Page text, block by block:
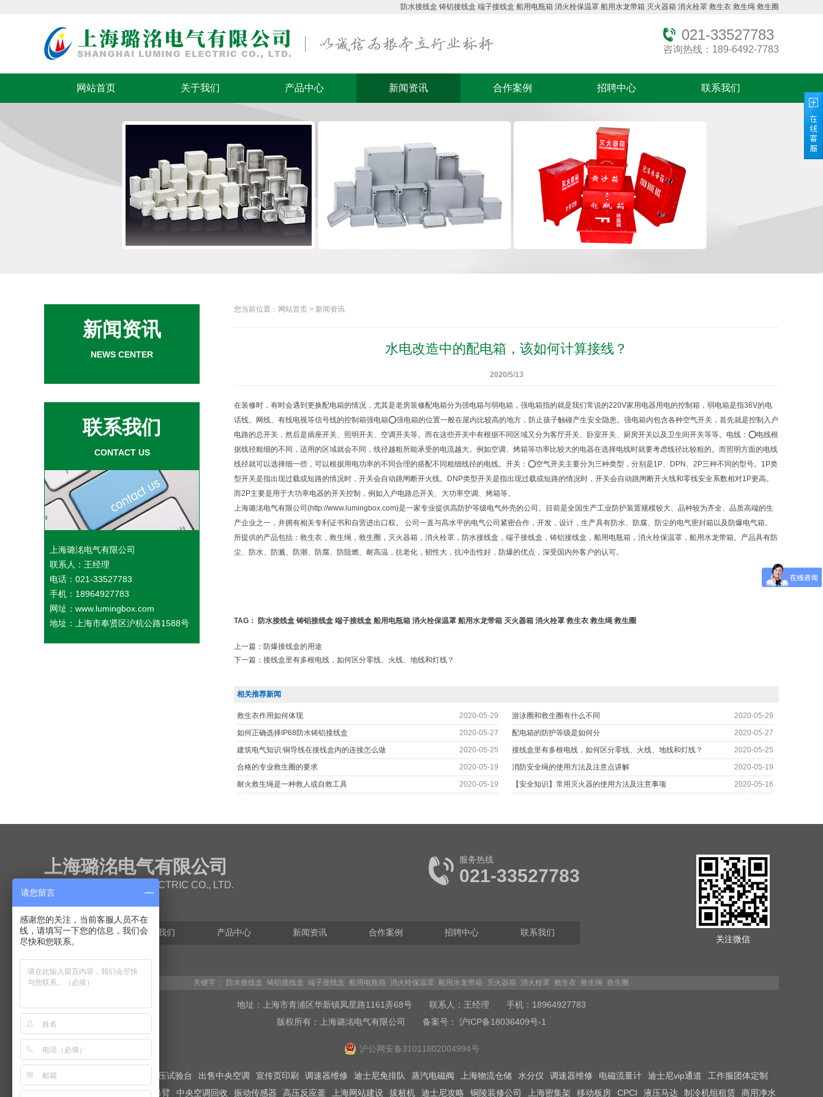
防水接线盒 铸铝接线盒 端子接线盒 船用电瓶箱 消火栓保温罩 船用水龙带箱 灭火器箱 消火栓罩 救生衣 救生绳 救生圈
021-33527783
咨询热线：189-6492-7783
网站首页 关于我们 产品中心 新闻资讯 合作案例 招聘中心 联系我们
新闻资讯
NEWS CENTER
联系我们
CONTACT US
上海璐洺电气有限公司
联系人：王经理
电话：021-33527783
手机：18964927783
网址：www.lumingbox.com
地址：上海市奉贤区沪杭公路1588号
您当前位置：网站首页 > 新闻资讯
水电改造中的配电箱，该如何计算接线？
2020/5/13
在装修时，有时会遇到更换配电箱的情况，尤其是老房装修配电箱分为强电箱与弱电箱，强电箱指的就是我们常说的220V家用电器用电的控制箱，弱电箱是指36V的电
话线、网线、有线电视等信号线的控制箱强电箱⭕强电箱的位置一般在屋内比较高的地方，防止孩子触碰产生安全隐患。强电箱内包含各种空气开关，首先就是控制入户
电路的总开关，然后是插座开关、照明开关、空调开关等。而在这些开关中有根据不同区域又分为客厅开关、卧室开关、厨房开关以及卫生间开关等等。电线：⭕电线根
据线径粗细的不同，适用的区域就会不同，线径越粗所能承受的电流越大。例如空调、烤箱等功率比较大的电器在选择电线时就要考虑线径比较粗的。而照明方面的电线
线径就可以选择细一些，可以根据用电功率的不同合理的搭配不同粗细线径的电线。开关：⭕空气开关主要分为三种类型，分别是1P、DPN、2P三种不同的型号。1P类
型开关是指出现过载或短路的情况时，开关会自动跳闸断开火线。DNP类型开关是指出现过载或短路的情况时，开关会自动跳闸断开火线和零线安全系数相对1P更高。
而2P主要是用于大功率电器的开关控制，例如入户电路总开关、大功率空调、烤箱等。
上海璐洺电气有限公司(http://www.lumingbox.com)是一家专业提供高防护等级电气外壳的公司。目前是全国生产工业防护装置规模较大、品种较为齐全、品质高端的生
产企业之一，并拥有相关专利证书和自营进出口权。 公司一直与高水平的电气公司紧密合作，开发，设计，生产具有防水、防腐、防尘的电气密封箱以及防爆电气箱。
所提供的产品包括： 救生衣 ， 救生绳 ， 救生圈 ， 灭火器箱 ， 消火栓罩 ， 防水接线盒 ， 端子接线盒 ， 铸铝接线盒 ， 船用电瓶箱 ， 消火栓保温罩 ， 船用水龙带箱 。产品具有防
尘、防水、防溅、防潮、防腐、防阻燃、耐高温，抗老化，韧性大，抗冲击性好，防爆的优点，深受国内外客户的认可。
TAG： 防水接线盒 铸铝接线盒 端子接线盒 船用电瓶箱 消火栓保温罩 船用水龙带箱 灭火器箱 消火栓罩 救生衣 救生绳 救生圈
上一篇： 防爆接线盒的用途
下一篇： 接线盒里有多根电线，如何区分零线、火线、地线和灯线？
相关推荐新闻
2020-05-29
救生衣作用如何体现 2020-05-29
游泳圈和救生圈有什么不同
2020-05-27
如何正确选择IP68防水铸铝接线盒 2020-05-27
配电箱的防护等级是如何分
2020-05-25
建筑电气知识:铜导线在接线盒内的连接怎么做 2020-05-25
接线盒里有多根电线，如何区分零线、火线、地线和灯线？
2020-05-19
合格的专业救生圈的要求 2020-05-19
消防安全绳的使用方法及注意点讲解
2020-05-19
耐火救生绳是一种救人或自救工具 2020-05-16
【安全知识】常用灭火器的使用方法及注意事项
上海璐洺电气有限公司
SHANGHAI LUMING ELECTRIC CO., LTD.
服务热线
021-33527783
网站首页 关于我们 产品中心 新闻资讯 合作案例 招聘中心 联系我们
关注微信
关键字： 防水接线盒 铸铝接线盒 端子接线盒 船用电瓶箱 消火栓保温罩 船用水龙带箱 灭火器箱 消火栓罩 救生衣 救生绳 救生圈
地址：上海市青浦区华新镇凤星路1161弄68号 联系人：王经理 手机：18964927783
版权所有：上海璐洺电气有限公司 备案号： 沪ICP备18036409号-1
沪公网安备31011802004994号
友情链接： 液压试验台 出售中央空调 宣传页印刷 调速器维修 迪士尼免排队 蒸汽电磁阀 上海物流仓储 水分仪 调速器维修 电磁流量计 迪士尼vip通道
工作服团体定制
365网建学院
电动推杆 旋吊臂 中央空调回收 振动传感器 高压反应釜 上海网站建设 拔桩机 迪士尼攻略 铜陵装修公司 上海密集架 移动板房 CPCI 液压马达 制冷机组租赁 商用净水
请您留言
感谢您的关注，当前客服人员不在
线，请填写一下您的信息，我们会
尽快和您联系。